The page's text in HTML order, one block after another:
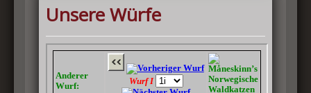
Unsere Würfe